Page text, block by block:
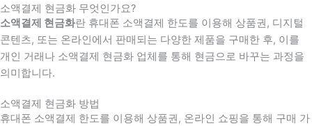
소액결제 현금화 무엇인가요?
소액결제 현금화란 휴대폰 소액결제 한도를 이용해 상품권, 디지털
콘텐츠, 또는 온라인에서 판매되는 다양한 제품을 구매한 후, 이를
개인 거래나 소액결제 현금화 업체를 통해 현금으로 바꾸는 과정을
의미합니다.
소액결제 현금화 방법
휴대폰 소액결제 한도를 이용해 상품권, 온라인 쇼핑을 통해 구매 가